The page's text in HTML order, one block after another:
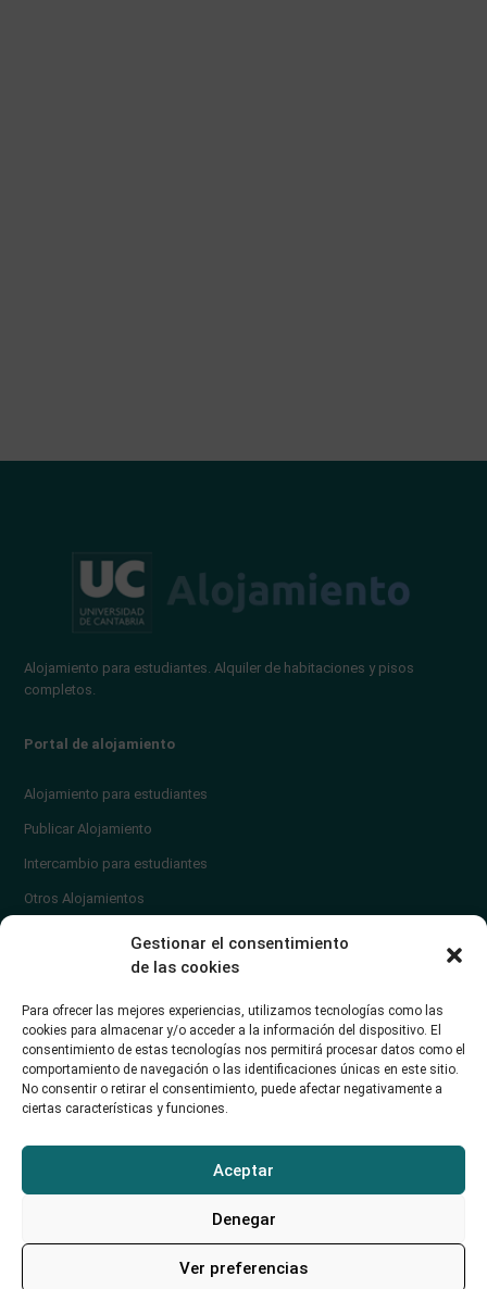
Gestionar el consentimiento
de las cookies
Para ofrecer las mejores experiencias, utilizamos tecnologías como las
cookies para almacenar y/o acceder a la información del dispositivo. El
consentimiento de estas tecnologías nos permitirá procesar datos como el
comportamiento de navegación o las identificaciones únicas en este sitio.
No consentir o retirar el consentimiento, puede afectar negativamente a
ciertas características y funciones.
Aceptar
Denegar
Ver preferencias
Alojamiento para estudiantes. Alquiler de habitaciones y pisos
completos.
Portal de alojamiento
Alojamiento para estudiantes
Publicar Alojamiento
Intercambio para estudiantes
Otros Alojamientos
¿Cómo publicar un anuncio?
Contacto
soporte@alojamientounican.es
Alojamiento Universidad de Cantabria Copyright © 2023​